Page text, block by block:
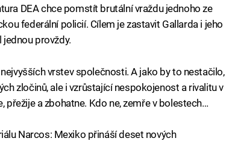
DEA chce pomstít brutální vraždu jednoho ze
federální policií. Cílem je zastavit Gallarda i jeho
provždy.
vrstev společnosti. A jako by to nestačilo,
zločinů, ale i vzrůstající nespokojenost a rivalitu v
přežije a zbohatne. Kdo ne, zemře v bolestech…
Narcos: Mexiko přináší deset nových